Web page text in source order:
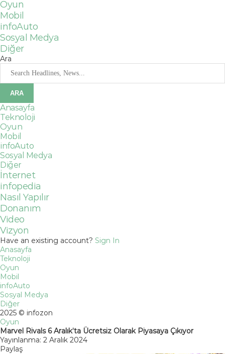
Oyun
Mobil
infoAuto
Sosyal Medya
Diğer
Ara
Anasayfa
Teknoloji
Oyun
Mobil
infoAuto
Sosyal Medya
Diğer
İnternet
infopedia
Nasıl Yapılır
Donanım
Video
Vizyon
Have an existing account? Sign In
Anasayfa
Teknoloji
Oyun
Mobil
infoAuto
Sosyal Medya
Diğer
2025 © infozon
Oyun
Marvel Rivals 6 Aralık’ta Ücretsiz Olarak Piyasaya Çıkıyor
Yayınlanma: 2 Aralık 2024
Paylaş